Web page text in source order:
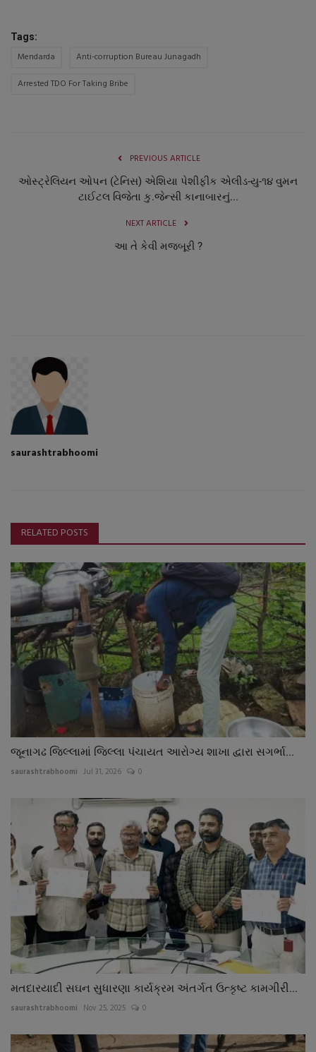
Support US
બજારના સમાચાર
સ્પોર્ટ્સ
Tags:
Mendarda
Anti-corruption Bureau Junagadh
Arrested TDO For Taking Bribe
PREVIOUS ARTICLE
ઓસ્ટ્રેલિયન ઓપન (ટેનિસ) એશિયા પેશીફીક એલીડ-યુ-૧૪ વુમન
ટાઈટલ વિજેતા કુ.જેન્સી કાનાબારનું...
NEXT ARTICLE
આ તે કેવી મજબૂરી ?
saurashtrabhoomi
RELATED POSTS
જૂનાગઢ જિલ્લામાં જિલ્લા પંચાયત આરોગ્ય શાખા દ્વારા સગર્ભા...
saurashtrabhoomi Jul 31, 2026 0
મતદારયાદી સઘન સુધારણા કાર્યક્રમ અંતર્ગત ઉત્કૃષ્ટ કામગીરી...
saurashtrabhoomi Nov 25, 2025 0